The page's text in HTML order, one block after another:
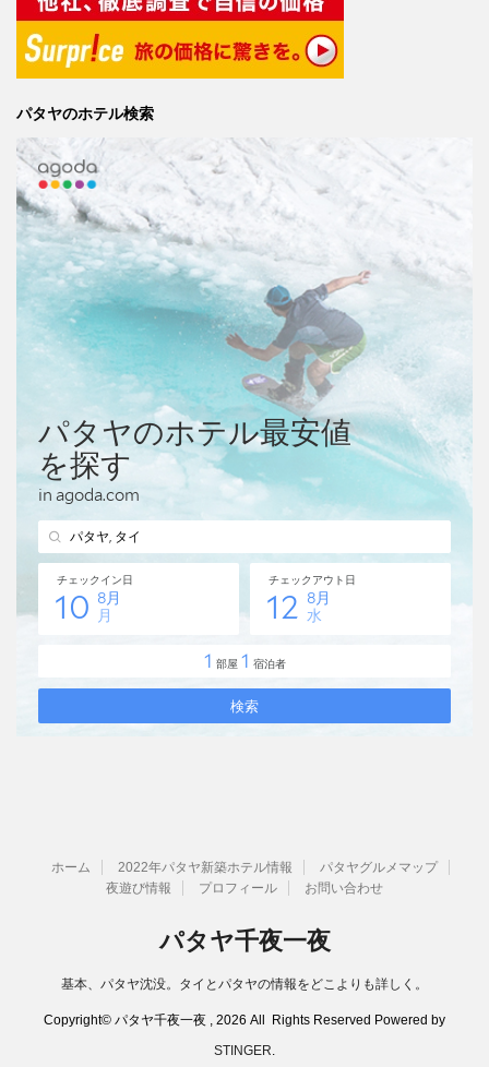
パタヤのホテル検索
ホーム 2022年パタヤ新築ホテル情報
パタヤグルメマップ
夜遊び情報
プロフィール お問い合わせ
パタヤ千夜一夜
基本、パタヤ沈没。タイとパタヤの情報をどこよりも詳しく。
Copyright© パタヤ千夜一夜 , 2026 All Rights Reserved Powered by
STINGER.